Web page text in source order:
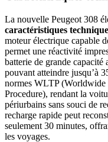
La nouvelle Peugeot 308
caractéristiques
moteur électrique capable
permet une réactivité
batterie de grande capacité
pouvant atteindre jusqu’à
normes WLTP
Procedure), rendant la
périurbains sans souci de
recharge rapide peut
seulement 30 minutes,
les voyages.